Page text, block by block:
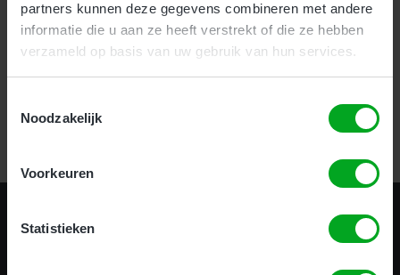
partners kunnen deze gegevens combineren met andere
informatie die u aan ze heeft verstrekt of die ze hebben
verzameld op basis van uw gebruik van hun services.
Noodzakelijk
Voorkeuren
Statistieken
Certificering in 1 uur!